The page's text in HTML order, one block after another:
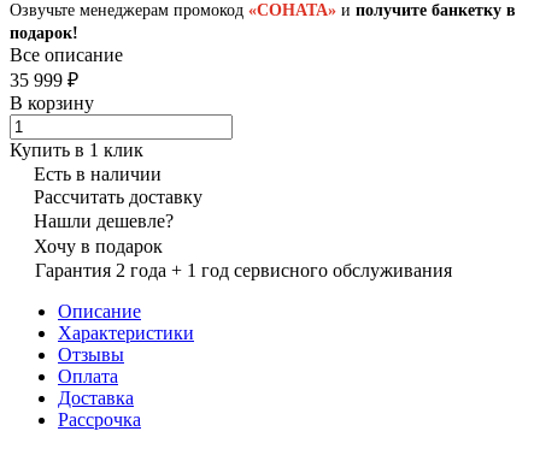
Озвучьте менеджерам промокод «СОНАТА» и получите банкетку в
подарок!
Все описание
35 999 ₽
В корзину
Купить в 1 клик
Есть в наличии
Рассчитать доставку
Нашли дешевле?
Хочу в подарок
Гарантия 2 года + 1 год сервисного обслуживания
Описание
Характеристики
Отзывы
Оплата
Доставка
Рассрочка